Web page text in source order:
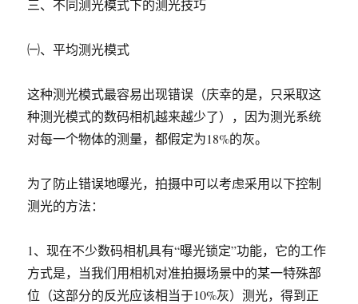
三、不同测光模式下的测光技巧
㈠、平均测光模式
这种测光模式最容易出现错误（庆幸的是，只采取这
种测光模式的数码相机越来越少了），因为测光系统
对每一个物体的测量，都假定为18%的灰。
为了防止错误地曝光，拍摄中可以考虑采用以下控制
测光的方法：
1、现在不少数码相机具有“曝光锁定”功能，它的工作
方式是，当我们用相机对准拍摄场景中的某一特殊部
位（这部分的反光应该相当于10%灰）测光，得到正